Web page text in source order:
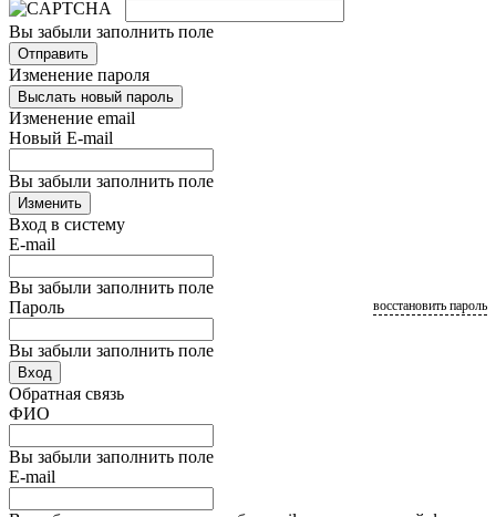
Вы забыли заполнить поле
Отправить
Изменение пароля
Выслать новый пароль
Изменение email
Новый E-mail
Вы забыли заполнить поле
Изменить
Вход в систему
E-mail
Вы забыли заполнить поле
Пароль
Вы забыли заполнить поле
восстановить пароль
Вход
Обратная связь
ФИО
Вы забыли заполнить поле
E-mail